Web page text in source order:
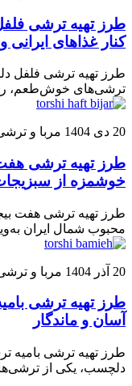
طرز تهیه ترشی
کنار غذاهای ایرانی
طرز تهیه ترشی فلفل
ترشی‌های خوش‌طعم،
20 دی 1404 مربا و
طرز تهیه ترشی هفت
خوشمزه از
طرز تهیه ترشی هفت
محبوب شمال ایران
20 آذر 1404 مربا و
طرز تهیه ترشی
آسان و ماندگار
طرز تهیه ترشی بامیه
دلچسب، یکی از